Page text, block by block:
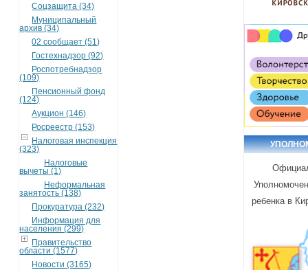
Соцзащита (34)
Муниципальный
архив (34)
02 сообщает (51)
Гостехнадзор (92)
Роспотребнадзор
(109)
Пенсионный фонд
(124)
Аукцион (146)
Росреестр (153)
Налоговая инспекция
(323)
Налоговые
вычеты (1)
Неформальная
занятость (138)
Прокуратура (232)
Информация для
населения (299)
Правительство
области (1577)
Новости (3165)
ребенка в